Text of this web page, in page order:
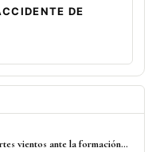
DE
vientos ante la formación…